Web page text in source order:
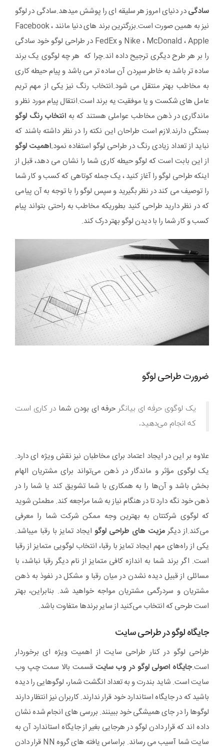
سادگیدر دنیای امروز هر سلیقه ای را پوشش میدهد.سادگی در لوگو
نیز به همین صورت است.بزرگترین برند های دنیا مانند Facebook ،
Nike ، McDonald ، Apple و FedEx در طراحی لوگو خود سادگی
را بر هر طرح دیگری ترجیح داده اند.چرا که هر چه لوگوی یک برند
ساده تر باشد به خاطر سپردن آن ساده تر می باشد و پیام حیطه کاری
به مخاطب بهتر منتقل می شود.انتخاب رنگ نیز یکی از مهم تریم
عامل های شکست و یا موفقیت یه برند است.انتقال پیام مورد نظر و
ماندگاری در ذهن مخاطب عواملی هستند که به انتخاب رنگ لوگو
بستگی دارند.لازم است طراحان این نکته را در نظر داشته باشند که
نباید از تعداد زیادی رنگ در طراحی لوگو استفاده نمود.اهمیت لوگو
از این بابت است که لوگو حیطه کاری شما را نشان می دهد، قبل از
اینکه طراحی لوگو را آغاز کنید ، یک جمله کوتاهی که کسب و کار شما
را توصیف می کند در نظر بگیرید و سپس لوگو را با توجه به آن پیامی
که در نظر دارید طراحی کنید بطوریکه مخاطب به راحتی بتواند پیام
کسب و کار شما را با دیدن لوگو بهتر درک کند.
ضرورت طراحی لوگو
یک لوگوی حرفه ای بیانگر حرفه ای بودن شما در کاری است
که انجام می‌دهید.
علاوه بر این در ایجاد اعتماد برای مخاطبان نیز نقش ویژه ای دارد.
یک لوگوی مؤثر و ماندگار در ذهن می‌تواند برای مشتریان الهام
بخش باشد و آن‌ها را به همکاری با شما تشویق کند یا شما را در
ذهن خود نگه دارد تا در هنگام نیاز به شما مراجعه کند. مطمئن شوید
که لوگوی شرکتتان به بهترین وجه ممکن شرکت شما را معرفی
می‌کند.از دیگرمزیت های طراحی لوگو ایجاد تمایز با رقبا میباشد.
یکی از راه‌های مهم ایجاد تمایز با رقبا، انتخاب لوگویی متمایز از رقبا
است. اگر برند شما به اندازه کافی متمایز از نام دیگر رقبا نباشد، با
مسائلی از قبیل دیده نشدن در میان رقبا و مشکل در نفوذ به ذهن
مشتریان و سردرگمی مشتریان مواجه خواهید شد. بنابراین، بهتر
است طرحی که انتخاب می‌کنید از سایر برندها متفاوت باشد.
جایگاه لوگو در طراحی سایت
طراحی لوگو در کنار طراحی سایت از اهمیت ویژه ای برخوردار
است.جایگاه اصولی لوگو در وب سایت قسمت بالا سمت چپ وب
سایت است. شاید بندرت و به تعداد انگشت شمار، لوگوهایی را دیده
باشید که در جایگاه استاندارد خود قرار ندارند. کاربران نیز انتظار دارند
لوگوها را در جای همیشگی خود ببینند. بررسی های انجام شده نشان
داده اند که قرار دادن لوگو در هرجایی بغیر از جایگاه استاندارد آن به
سایت شما آسیب می رساند. براساس یافته های گروه NN قرار دادن